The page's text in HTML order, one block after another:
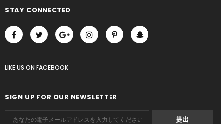
STAY CONNECTED
LIKE US ON FACEBOOK
SIGN UP FOR OUR NEWSLETTER